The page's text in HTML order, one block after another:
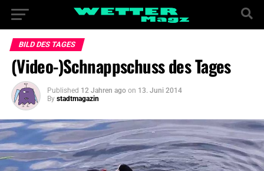
BILD DES TAGES
(Video-)Schnappschuss des Tages
Published 12 Jahren ago on 13. Juni 2014
By stadtmagazin